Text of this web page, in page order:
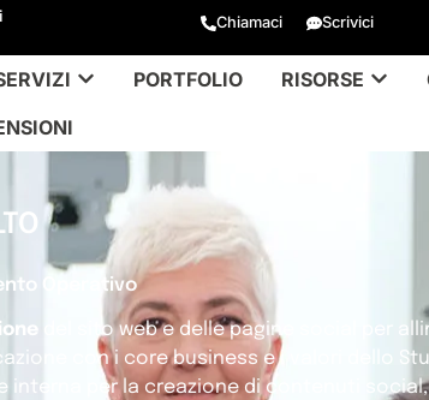
Chiamaci Scrivici
PORTFOLIO RISORSE
Operativo
del sito web e delle pagine social per
con i core business e i valori dello
interna per la creazione di contenuti social,